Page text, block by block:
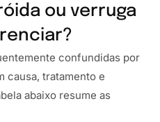
ou verruga
confundidas por
causa, tratamento e
abaixo resume as